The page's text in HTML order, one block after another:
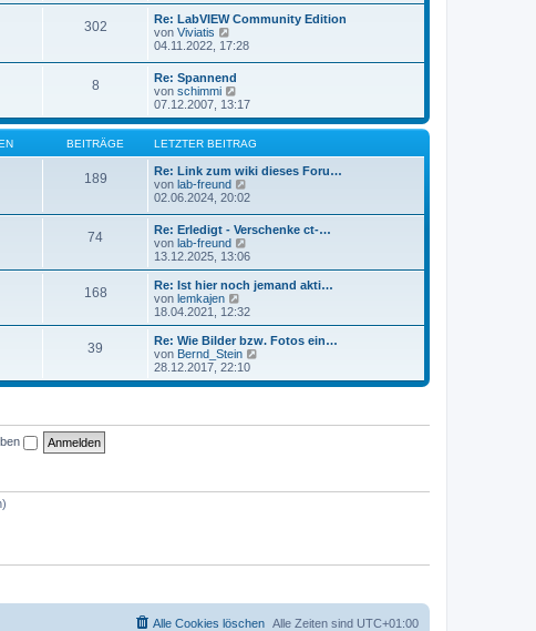
t
r
B
e
i
t
r
a
g
s
t
e
r
i
t
r
a
g
302
Re: LabVIEW Community Edition
von Viviatis
e
e
s
t
e
r
B
e
t
r
a
g
04.11.2022, 17:28
8
Re: Spannend
von schimmi
e
u
e
s
t
e
r
B
i
t
r
a
g
07.12.2007, 13:17
BEITRÄGE LETZTER BEITRAG
189
Re: Link zum wiki dieses Foru…
von lab-freund
e
s
t
e
r
B
i
t
r
a
g
02.06.2024, 20:02
74
Re: Erledigt - Verschenke ct-…
von lab-freund
e
u
e
s
t
B
e
i
t
g
13.12.2025, 13:06
168
Re: Ist hier noch jemand akti…
von lemkajen
e
u
e
s
t
r
i
18.04.2021, 12:32
39
Re: Wie Bilder bzw. Fotos ein…
von Bernd_Stein
u
28.12.2017, 22:10
Alle Zeiten sind UTC+01:00
Alle Cookies löschen